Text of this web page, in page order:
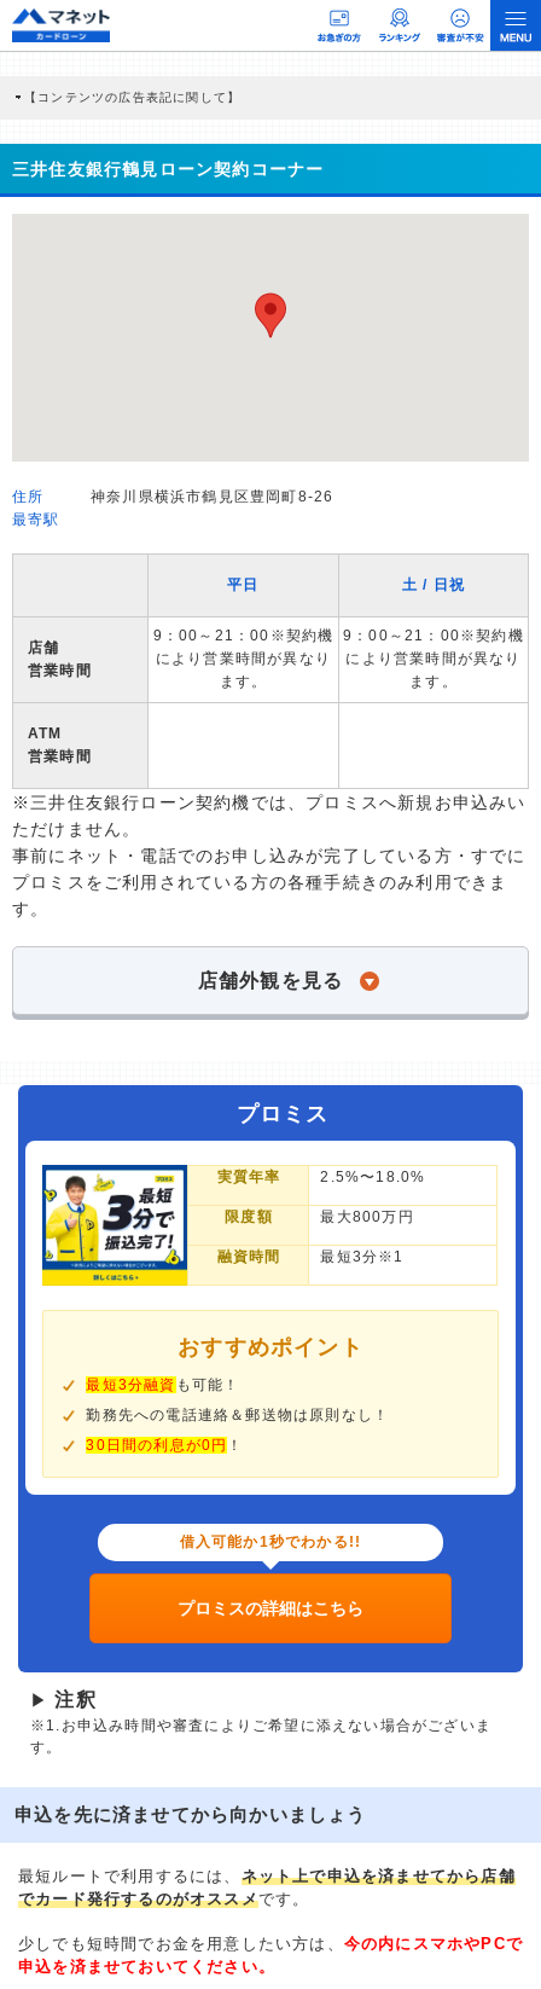
【コンテンツの広告表記に関して】
商品を根拠なくPRするものではなく、当編集部の調査／ユーザーへの口コミ収集な
どに基づき、公平性を担保した情報提供を行っています。
>提携企業一覧
三井住友銀行鶴見ローン契約コーナー
住所
神奈川県横浜市鶴見区豊岡町8-26
最寄駅
平日 土 / 日祝
店舗
営業時間
9：00～21：00※契約機
により営業時間が異なり
ます。
9：00～21：00※契約機
により営業時間が異なり
ます。
ATM
営業時間
※三井住友銀行ローン契約機では、プロミスへ新規お申込みい
ただけません。
事前にネット・電話でのお申し込みが完了している方・すでに
プロミスをご利用されている方の各種手続きのみ利用できま
す。
店舗外観を見る
プロミス
実質年率 2.5%〜18.0%
限度額 最大800万円
融資時間 最短3分※1
おすすめポイント
最短3分融資 も可能！
勤務先への電話連絡＆郵送物は原則なし！
30日間の利息が0円 ！
借入可能か1秒でわかる!!
プロミスの詳細はこちら
▶ 注釈
※1.お申込み時間や審査によりご希望に添えない場合がございま
す。
申込を先に済ませてから向かいましょう
最短ルートで利用するには、 ネット上で申込を済ませてから店舗
でカード発行するのがオススメです。
少しでも短時間でお金を用意したい方は、 今の内にスマホやPCで
申込を済ませておいてください。